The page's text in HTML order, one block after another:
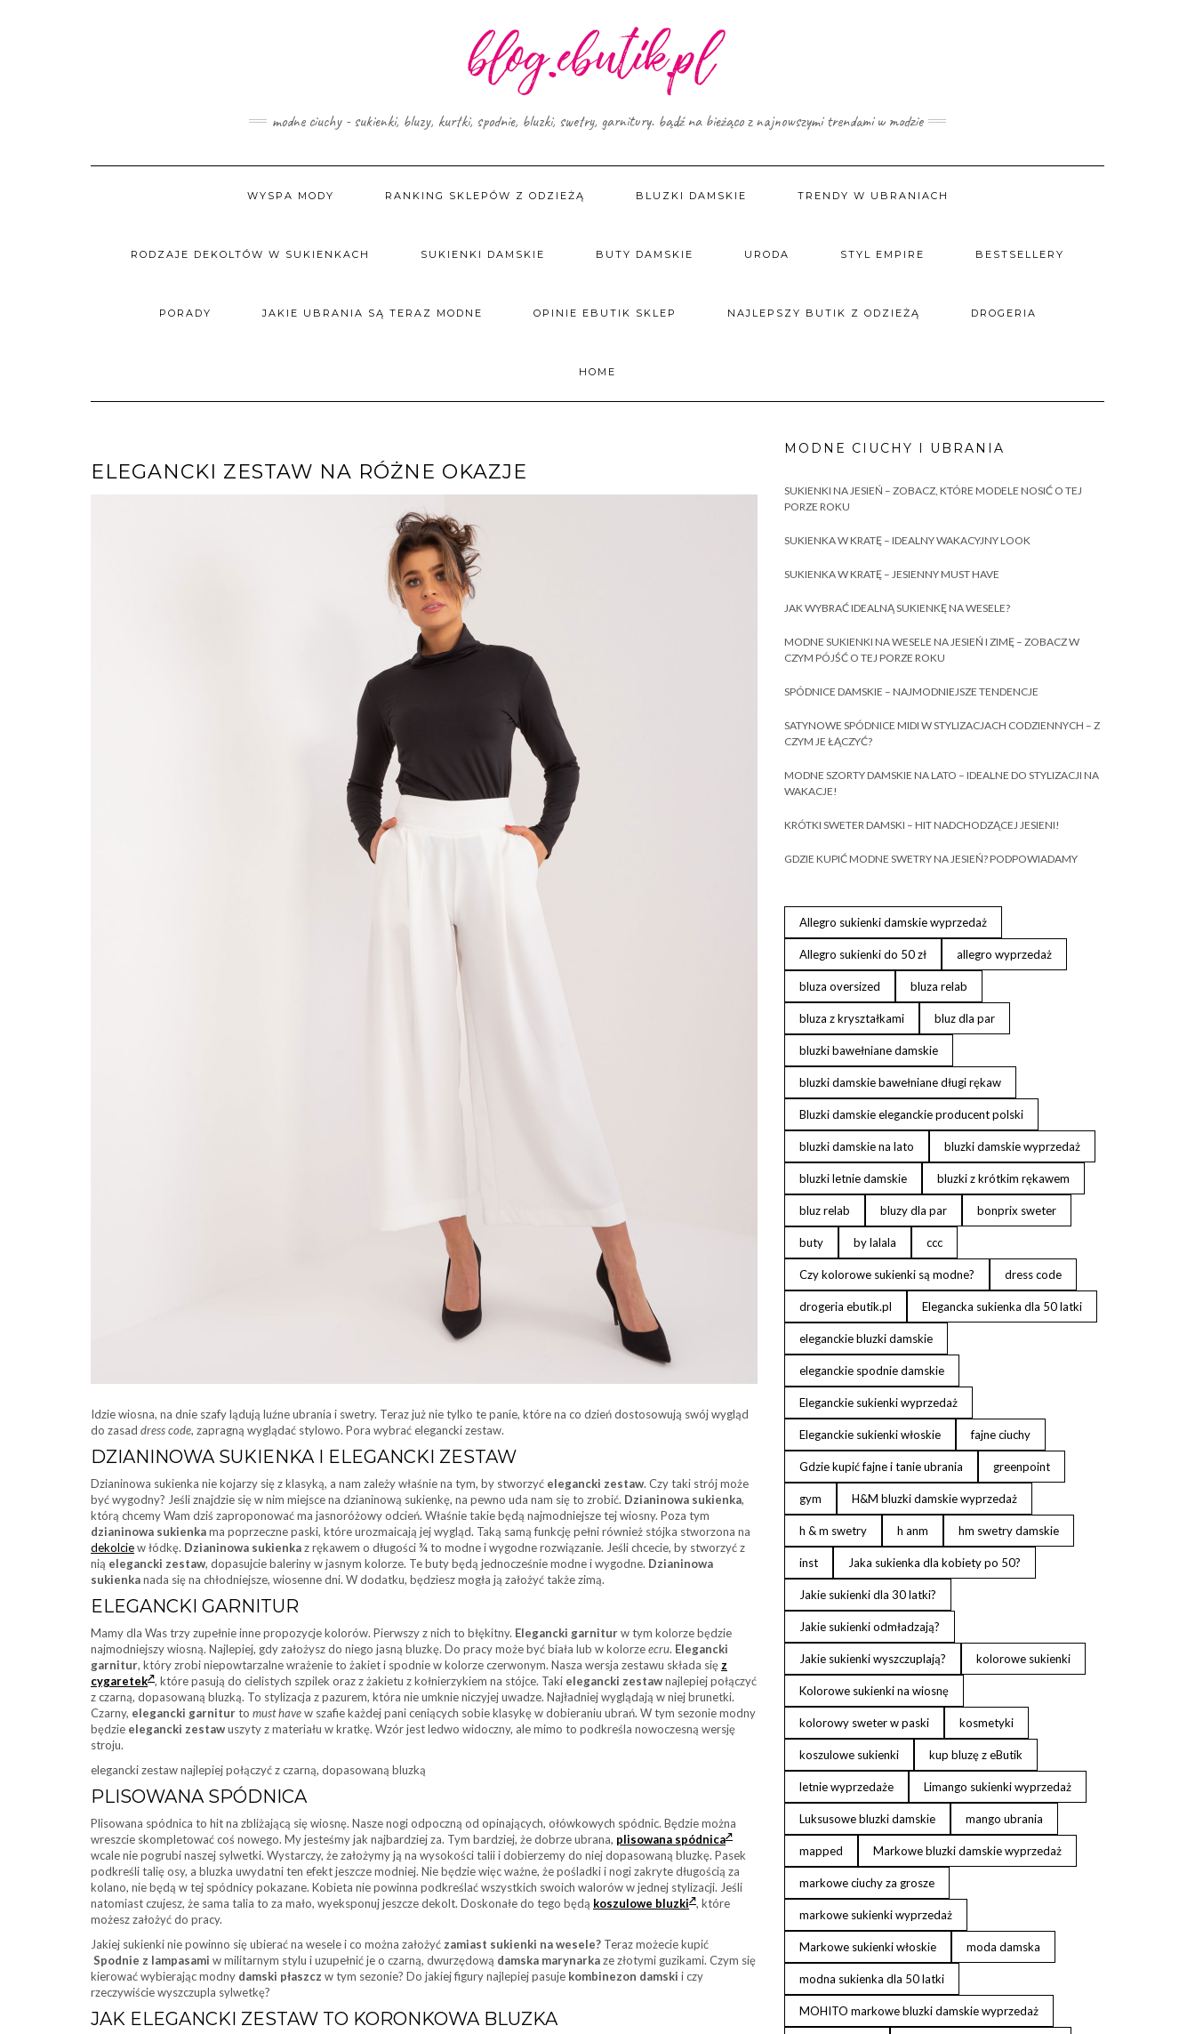
modne ciuchy - sukienki, bluzy, kurtki, spodnie, bluzki, swetry, garnitury. bądź na bieżąco z najnowszymi trendami w modzie
WYSPA MODY RANKING SKLEPÓW Z ODZIEŻĄ BLUZKI DAMSKIE TRENDY W UBRANIACH
RODZAJE DEKOLTÓW W SUKIENKACH SUKIENKI DAMSKIE BUTY DAMSKIE URODA STYL EMPIRE BESTSELLERY
PORADY JAKIE UBRANIA SĄ TERAZ MODNE OPINIE EBUTIK SKLEP NAJLEPSZY BUTIK Z ODZIEŻĄ DROGERIA
HOME
ELEGANCKI ZESTAW NA RÓŻNE OKAZJE
Idzie wiosna, na dnie szafy lądują luźne ubrania i swetry. Teraz już nie tylko te panie, które na co dzień dostosowują swój wygląd
do zasad dress code, zapragną wyglądać stylowo. Pora wybrać elegancki zestaw.
DZIANINOWA SUKIENKA I ELEGANCKI ZESTAW
Dzianinowa sukienka nie kojarzy się z klasyką, a nam zależy właśnie na tym, by stworzyć elegancki zestaw. Czy taki strój może
być wygodny? Jeśli znajdzie się w nim miejsce na dzianinową sukienkę, na pewno uda nam się to zrobić. Dzianinowa sukienka,
którą chcemy Wam dziś zaproponować ma jasnoróżowy odcień. Właśnie takie będą najmodniejsze tej wiosny. Poza tym
dzianinowa sukienkama poprzeczne paski, które urozmaicają jej wygląd. Taką samą funkcję pełni również stójka stworzona na
dekolciew łódkę. Dzianinowa sukienkaz rękawem o długości ¾ to modne i wygodne rozwiązanie. Jeśli chcecie, by stworzyć z
nią elegancki zestaw, dopasujcie baleriny w jasnym kolorze. Te buty będą jednocześnie modne i wygodne. Dzianinowa
sukienkanada się na chłodniejsze, wiosenne dni. W dodatku, będziesz mogła ją założyć także zimą.
ELEGANCKI GARNITUR
Mamy dla Was trzy zupełnie inne propozycje kolorów. Pierwszy z nich to błękitny. Elegancki garniturw tym kolorze będzie
najmodniejszy wiosną. Najlepiej, gdy założysz do niego jasną bluzkę. Do pracy może być biała lub w kolorzeecru. Elegancki
garnitur, który zrobi niepowtarzalne wrażenie to żakiet i spodnie w kolorze czerwonym. Nasza wersja zestawu składa się z
cygaretek , które pasują do cielistych szpilek oraz z żakietu z kołnierzykiem na stójce. Taki elegancki zestawnajlepiej połączyć
z czarną, dopasowaną bluzką. To stylizacja z pazurem, która nie umknie niczyjej uwadze. Najładniej wyglądają w niej brunetki.
Czarny, elegancki garniturto must havew szafie każdej pani ceniących sobie klasykę w dobieraniu ubrań. W tym sezonie modny
będzie elegancki zestawuszyty z materiału w kratkę. Wzór jest ledwo widoczny, ale mimo to podkreśla nowoczesną wersję
stroju.
elegancki zestaw najlepiej połączyć z czarną, dopasowaną bluzką
PLISOWANA SPÓDNICA
Plisowana spódnica to hit na zbliżającą się wiosnę. Nasze nogi odpoczną od opinających, ołówkowych spódnic. Będzie można
wreszcie skompletować coś nowego. My jesteśmy jak najbardziej za. Tym bardziej, że dobrze ubrana, plisowana spódnica
wcale nie pogrubi naszej sylwetki. Wystarczy, że założymy ją na wysokości talii i dobierzemy do niej dopasowaną bluzkę. Pasek
podkreśli talię osy, a bluzka uwydatni ten efekt jeszcze modniej. Nie będzie więc ważne, że pośladki i nogi zakryte długością za
kolano, nie będą w tej spódnicy pokazane. Kobieta nie powinna podkreślać wszystkich swoich walorów w jednej stylizacji. Jeśli
natomiast czujesz, że sama talia to za mało, wyeksponuj jeszcze dekolt. Doskonałe do tego będą koszulowe bluzki , które
możesz założyć do pracy.
Jakiej sukienki nie powinno się ubierać na wesele i co można założyć zamiast sukienki na wesele? Teraz możecie kupić
Spodnie z lampasami w militarnym stylu i uzupełnić je o czarną, dwurzędową damska marynarkaze złotymi guzikami. Czym się
kierować wybierając modny damski płaszcz w tym sezonie? Do jakiej figury najlepiej pasuje kombinezon damski i czy
rzeczywiście wyszczupla sylwetkę?
JAK ELEGANCKI ZESTAW TO KORONKOWA BLUZKA
MODNE CIUCHY I UBRANIA
SUKIENKI NA JESIEŃ – ZOBACZ, KTÓRE MODELE NOSIĆ O TEJ
PORZE ROKU
SUKIENKA W KRATĘ – IDEALNY WAKACYJNY LOOK
SUKIENKA W KRATĘ – JESIENNY MUST HAVE
JAK WYBRAĆ IDEALNĄ SUKIENKĘ NA WESELE?
MODNE SUKIENKI NA WESELE NA JESIEŃ I ZIMĘ – ZOBACZ W
CZYM PÓJŚĆ O TEJ PORZE ROKU
SPÓDNICE DAMSKIE – NAJMODNIEJSZE TENDENCJE
SATYNOWE SPÓDNICE MIDI W STYLIZACJACH CODZIENNYCH – Z
CZYM JE ŁĄCZYĆ?
MODNE SZORTY DAMSKIE NA LATO – IDEALNE DO STYLIZACJI NA
WAKACJE!
KRÓTKI SWETER DAMSKI – HIT NADCHODZĄCEJ JESIENI!
GDZIE KUPIĆ MODNE SWETRY NA JESIEŃ? PODPOWIADAMY
Allegro sukienki damskie wyprzedaż
Allegro sukienki do 50 zł allegro wyprzedaż
bluza oversized bluza relab
bluza z kryształkami bluz dla par
bluzki bawełniane damskie
bluzki damskie bawełniane długi rękaw
Bluzki damskie eleganckie producent polski
bluzki damskie na lato bluzki damskie wyprzedaż
bluzki letnie damskie bluzki z krótkim rękawem
bluz relab bluzy dla par bonprix sweter
buty by lalala ccc
Czy kolorowe sukienki są modne? dress code
drogeria ebutik.pl Elegancka sukienka dla 50 latki
eleganckie bluzki damskie
eleganckie spodnie damskie
Eleganckie sukienki wyprzedaż
Eleganckie sukienki włoskie fajne ciuchy
Gdzie kupić fajne i tanie ubrania greenpoint
gym H&M bluzki damskie wyprzedaż
h & m swetry h anm hm swetry damskie
inst Jaka sukienka dla kobiety po 50?
Jakie sukienki dla 30 latki?
Jakie sukienki odmładzają?
Jakie sukienki wyszczuplają? kolorowe sukienki
Kolorowe sukienki na wiosnę
kolorowy sweter w paski kosmetyki
koszulowe sukienki kup bluzę z eButik
letnie wyprzedaże Limango sukienki wyprzedaż
Luksusowe bluzki damskie mango ubrania
mapped Markowe bluzki damskie wyprzedaż
markowe ciuchy za grosze
markowe sukienki wyprzedaż
Markowe sukienki włoskie moda damska
modna sukienka dla 50 latki
MOHITO markowe bluzki damskie wyprzedaż